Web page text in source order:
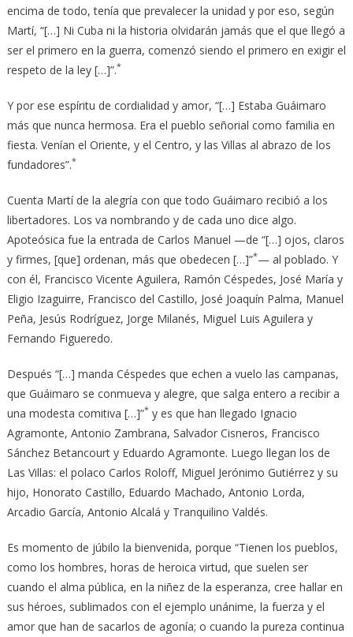
encima de todo, tenía que prevalecer la unidad y por eso, según
Martí, “[…] Ni Cuba ni la historia olvidarán jamás que el que llegó a
ser el primero en la guerra, comenzó siendo el primero en exigir el
respeto de la ley […]”.*
Y por ese espíritu de cordialidad y amor, “[…] Estaba Guáimaro
más que nunca hermosa. Era el pueblo señorial como familia en
fiesta. Venían el Oriente, y el Centro, y las Villas al abrazo de los
fundadores”.*
Cuenta Martí de la alegría con que todo Guáimaro recibió a los
libertadores. Los va nombrando y de cada uno dice algo.
Apoteósica fue la entrada de Carlos Manuel —de “[…] ojos, claros
y firmes, [que] ordenan, más que obedecen […]”*— al poblado. Y
con él, Francisco Vicente Aguilera, Ramón Céspedes, José María y
Eligio Izaguirre, Francisco del Castillo, José Joaquín Palma, Manuel
Peña, Jesús Rodríguez, Jorge Milanés, Miguel Luis Aguilera y
Fernando Figueredo.
Después “[…] manda Céspedes que echen a vuelo las campanas,
que Guáimaro se conmueva y alegre, que salga entero a recibir a
una modesta comitiva […]”*y es que han llegado Ignacio
Agramonte, Antonio Zambrana, Salvador Cisneros, Francisco
Sánchez Betancourt y Eduardo Agramonte. Luego llegan los de
Las Villas: el polaco Carlos Roloff, Miguel Jerónimo Gutiérrez y su
hijo, Honorato Castillo, Eduardo Machado, Antonio Lorda,
Arcadio García, Antonio Alcalá y Tranquilino Valdés.
Es momento de júbilo la bienvenida, porque “Tienen los pueblos,
como los hombres, horas de heroica virtud, que suelen ser
cuando el alma pública, en la niñez de la esperanza, cree hallar en
sus héroes, sublimados con el ejemplo unánime, la fuerza y el
amor que han de sacarlos de agonía; o cuando la pureza continua